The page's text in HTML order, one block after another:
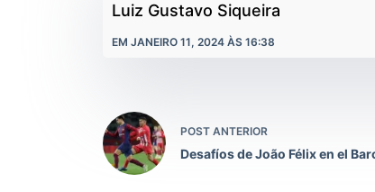
Luiz Gustavo Siqueira
EM JANEIRO 11, 2024 ÀS 16:38
POST ANTERIOR
Desafíos de João Félix en el